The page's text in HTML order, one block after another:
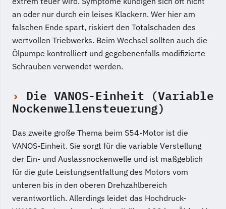
an oder nur durch ein leises Klackern. Wer hier am
falschen Ende spart, riskiert den Totalschaden des
wertvollen Triebwerks. Beim Wechsel sollten auch die
Ölpumpe kontrolliert und gegebenenfalls modifizierte
Schrauben verwendet werden.
Die VANOS-Einheit (Variable
Nockenwellensteuerung)
Das zweite große Thema beim S54-Motor ist die
VANOS-Einheit. Sie sorgt für die variable Verstellung
der Ein- und Auslassnockenwelle und ist maßgeblich
für die gute Leistungsentfaltung des Motors vom
unteren bis in den oberen Drehzahlbereich
verantwortlich. Allerdings leidet das Hochdruck-